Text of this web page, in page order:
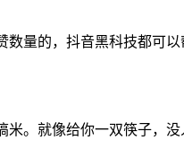
量的，抖音黑科技都可
。就像给你一双筷子，没